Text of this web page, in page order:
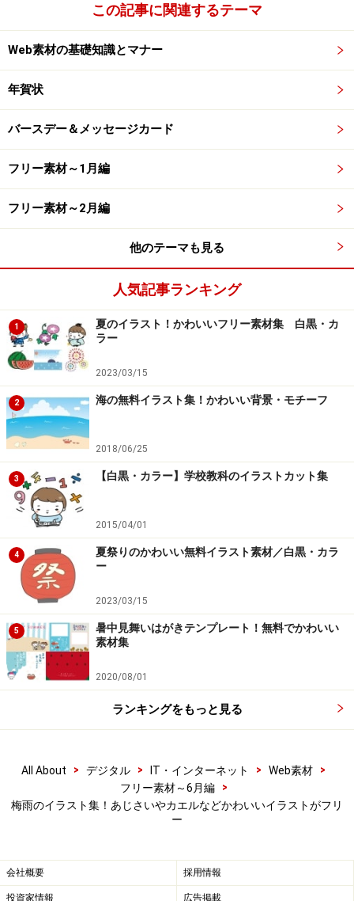
カエルの帽子をつけたかわいい子どものフ
リーイラスト
【カラー】かえるの帽子をつけて元気に合唱する子どもたち
です。
【モノクロ】かえるの帽子をつけて元気に合唱する子どもた
ちです。
梅雨、雨の日の子どもたちのフリーイラス
ト
【カラー】晴れの日を待ち遠しく思う子どもたちです。
青や紫のあじさいの花のフリーイラスト
（あじさい）のイラストです。
この記事に関連するテーマ
Web素材の基礎知識とマナー
年賀状
バースデー＆メッセージカード
フリー素材～1月編
フリー素材～2月編
他のテーマも見る
人気記事ランキング
1
夏のイラスト！かわいいフリー素材集 白黒・カ
ラー
2023/03/15
2 海の無料イラスト集！かわいい背景・モチーフ
2018/06/25
3 【白黒・カラー】学校教科のイラストカット集
2015/04/01
4
夏祭りのかわいい無料イラスト素材／白黒・カラ
ー
2023/03/15
5
暑中見舞いはがきテンプレート！無料でかわいい
素材集
2020/08/01
ランキングをもっと見る
All About > デジタル > IT・インターネット > Web素材
>
フリー素材～6月編
>
梅雨のイラスト集！あじさいやカエルなどかわいいイラストがフリ
ー
会社概要 採用情報
投資家情報 広告掲載